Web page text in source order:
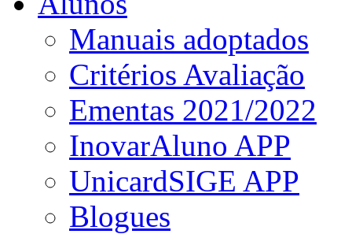
Manuais adoptados
Critérios Avaliação
Ementas 2021/2022
InovarAluno APP
UnicardSIGE APP
Blogues